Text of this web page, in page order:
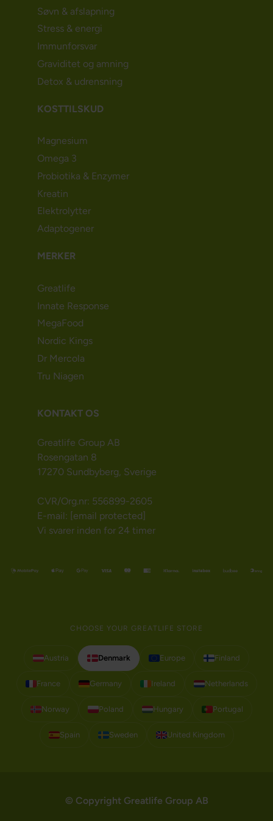
Søvn & afslapning
Stress & energi
Immunforsvar
Graviditet og amning
Detox & udrensning
KOSTTILSKUD
Magnesium
Omega 3
Probiotika & Enzymer
Kreatin
Elektrolytter
Adaptogener
MERKER
Greatlife
Innate Response
MegaFood
Nordic Kings
Dr Mercola
Tru Niagen
KONTAKT OS
Greatlife Group AB
Rosengatan 8
17270 Sundbyberg, Sverige
CVR/Org.nr: 556899-2605
E-mail: [email protected]
Vi svarer inden for 24 timer
CHOOSE YOUR GREATLIFE STORE
Austria Denmark Europe Finland
France Germany Ireland Netherlands
Norway Poland Hungary Portugal
Spain Sweden United Kingdom
© Copyright Greatlife Group AB